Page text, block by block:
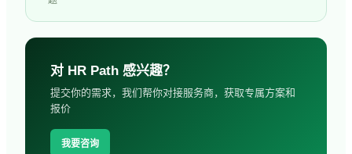
对 HR Path 感兴趣？
提交你的需求，我们帮你对接服务商，获取专属方案和
报价
我要咨询